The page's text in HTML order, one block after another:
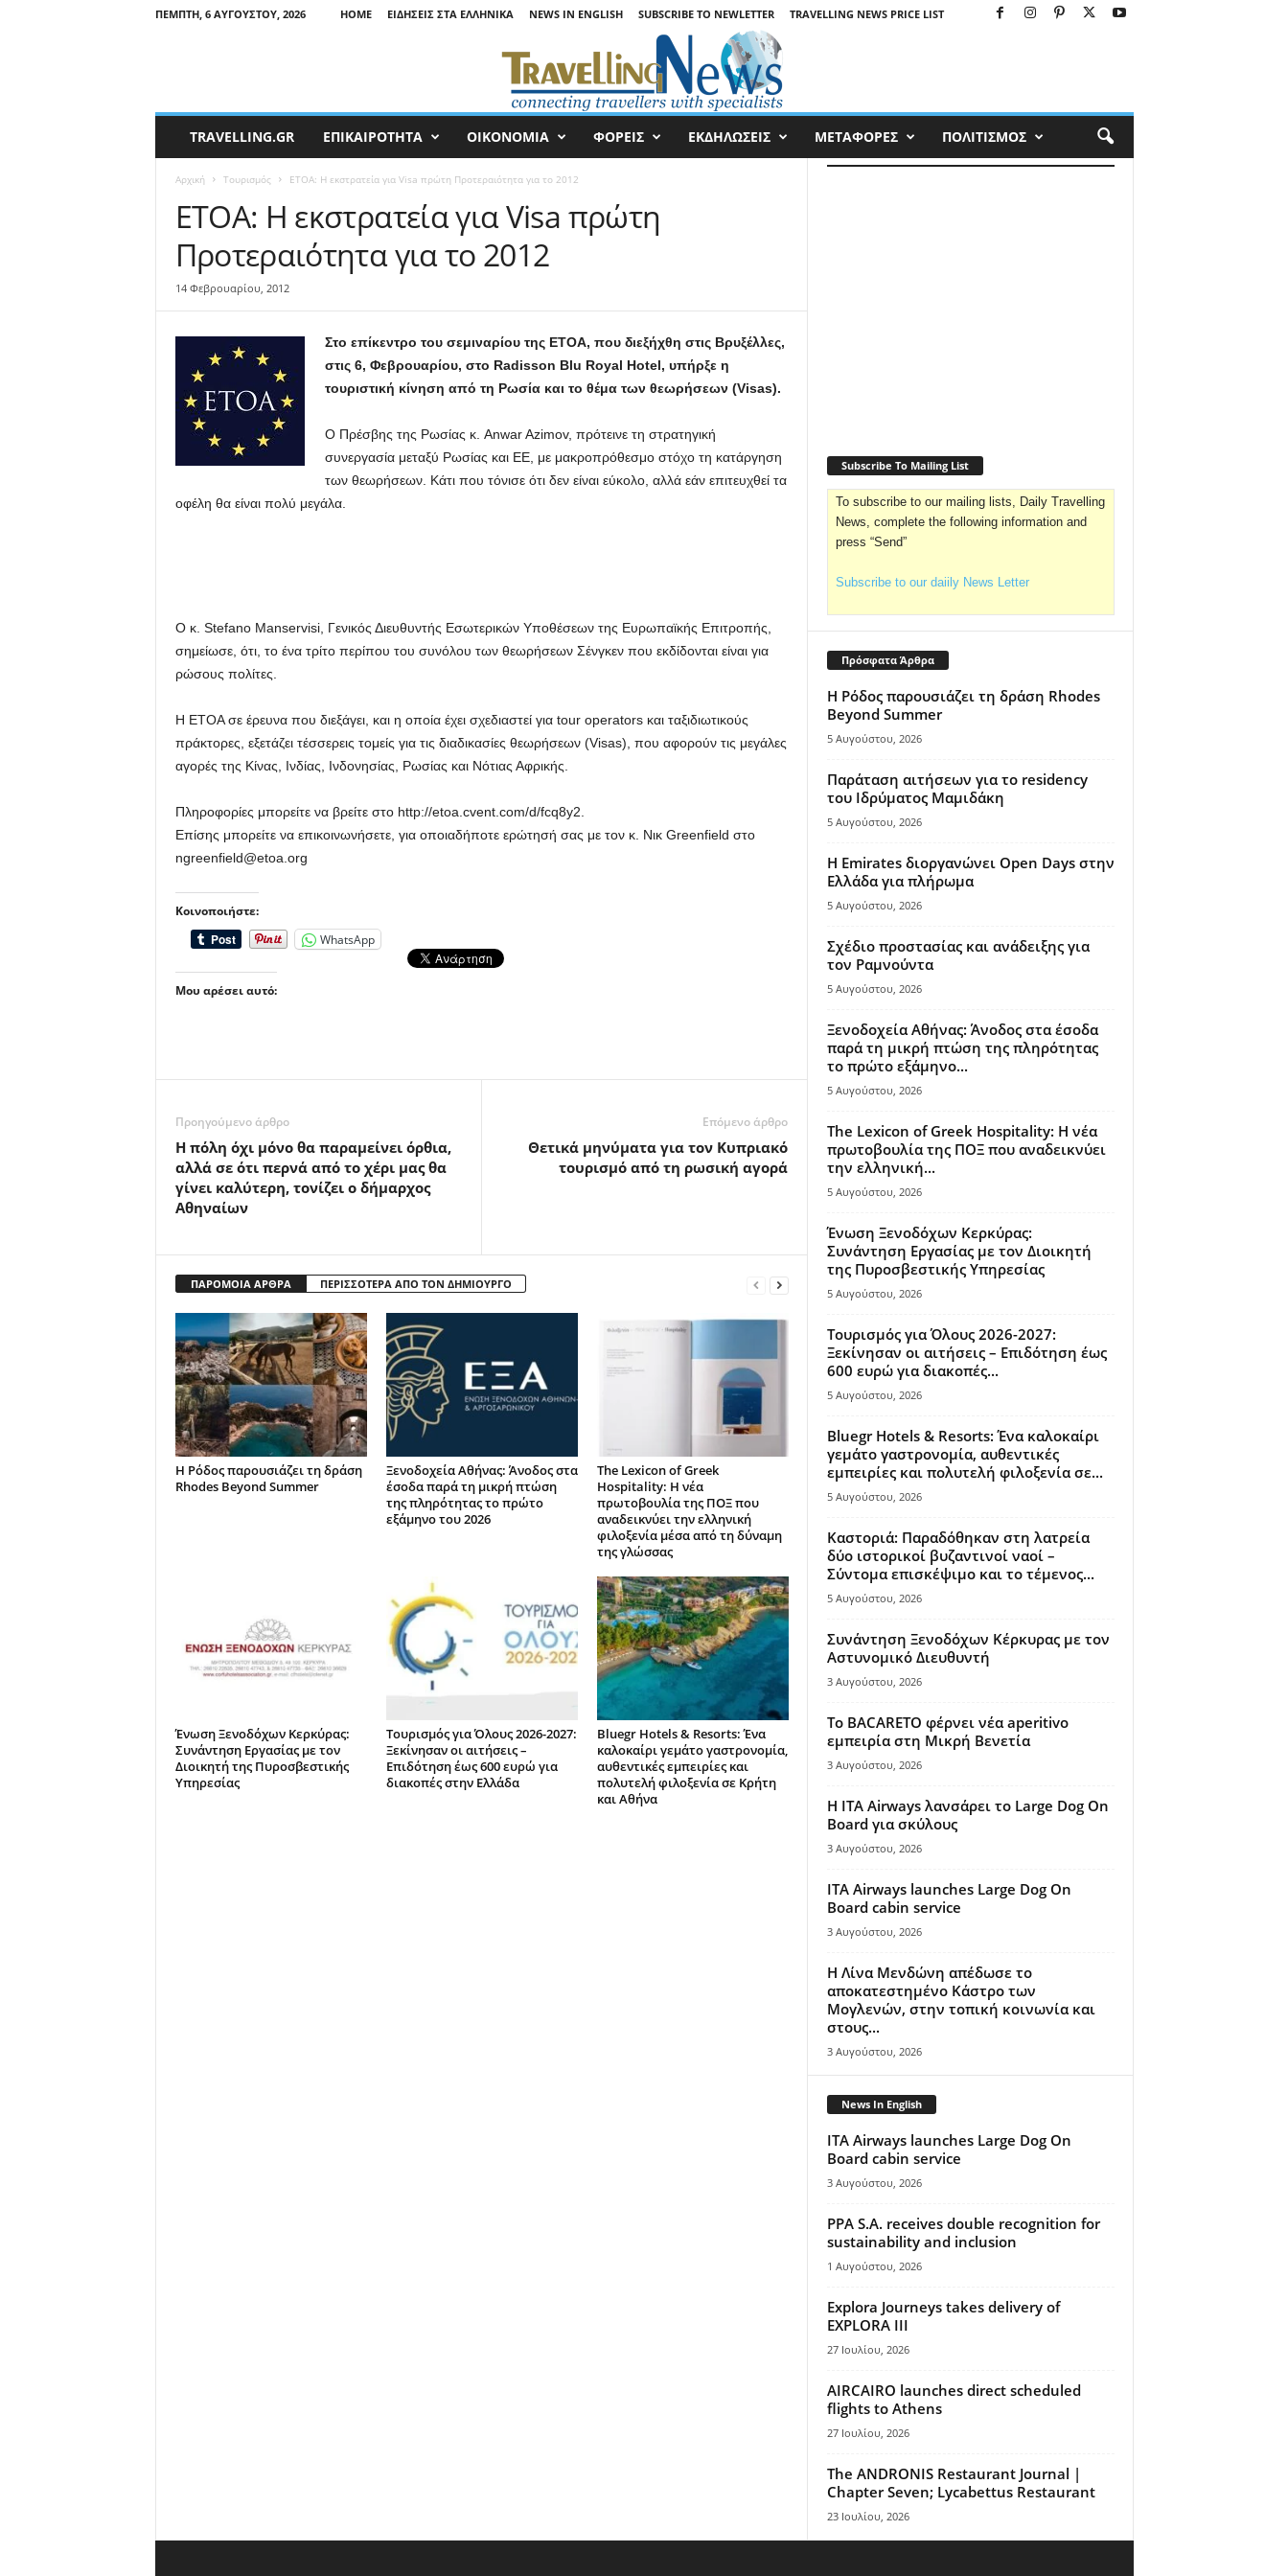
ΠΈΜΠΤΗ, 6 ΑΥΓΟΎΣΤΟΥ, 2026 HOME ΕΙΔΉΣΕΙΣ ΣΤΑ ΕΛΛΗΝΙΚΆ NEWS IN ENGLISH SUBSCRIBE TO NEWLETTER TRAVELLING NEWS PRICE LIST
a
TRAVELLING.GR ΕΠΙΚΑΙΡΟΤΗΤΑ ΟΙΚΟΝΟΜΙΑ ΦΟΡΕΙΣ ΕΚΔΗΛΩΣΕΙΣ ΜΕΤΑΦΟΡΕΣ ΠΟΛΙΤΙΣΜΟΣ
Αρχική Τουρισμός ΕΤΟΑ: Η εκστρατεία για Visa πρώτη Προτεραιότητα για το 2012
ΕΤΟΑ: Η εκστρατεία για Visa πρώτη
Προτεραιότητα για το 2012
14 Φεβρουαρίου, 2012
Στο επίκεντρο του σεμιναρίου της ΕΤΟΑ, που διεξήχθη στις Βρυξέλλες,
στις 6, Φεβρουαρίου, στο Radisson Blu Royal Hotel, υπήρξε η
τουριστική κίνηση από τη Ρωσία και το θέμα των θεωρήσεων (Visas).
Ο Πρέσβης της Ρωσίας κ. Anwar Azimov, πρότεινε τη στρατηγική
συνεργασία μεταξύ Ρωσίας και ΕΕ, με μακροπρόθεσμο στόχο τη κατάργηση
των θεωρήσεων. Κάτι που τόνισε ότι δεν είναι εύκολο, αλλά εάν επιτευχθεί τα
οφέλη θα είναι πολύ μεγάλα.
Ο κ. Stefano Manservisi, Γενικός Διευθυντής Εσωτερικών Υποθέσεων της Ευρωπαϊκής Επιτροπής,
σημείωσε, ότι, το ένα τρίτο περίπου του συνόλου των θεωρήσεων Σένγκεν που εκδίδονται είναι για
ρώσους πολίτες.
Η ETOA σε έρευνα που διεξάγει, και η οποία έχει σχεδιαστεί για tour operators και ταξιδιωτικούς
πράκτορες, εξετάζει τέσσερεις τομείς για τις διαδικασίες θεωρήσεων (Visas), που αφορούν τις μεγάλες
αγορές της Κίνας, Ινδίας, Ινδονησίας, Ρωσίας και Νότιας Αφρικής.
Πληροφορίες μπορείτε να βρείτε στο http://etoa.cvent.com/d/fcq8y2.
Επίσης μπορείτε να επικοινωνήσετε, για οποιαδήποτε ερώτησή σας με τον κ. Νικ Greenfield στο
ngreenfield@etoa.org
Κοινοποιήστε:
WhatsApp
Μου αρέσει αυτό:
Προηγούμενο άρθρο
Η πόλη όχι μόνο θα παραμείνει όρθια,
αλλά σε ότι περνά από το χέρι μας θα
γίνει καλύτερη, τονίζει ο δήμαρχος
Αθηναίων
Επόμενο άρθρο
Θετικά μηνύματα για τον Κυπριακό
τουρισμό από τη ρωσική αγορά
ΠΑΡΟΜΟΙΑ ΑΡΘΡΑ ΠΕΡΙΣΣΟΤΕΡΑ ΑΠΟ ΤΟΝ ΔΗΜΙΟΥΡΓΟ
Η Ρόδος παρουσιάζει τη δράση
Rhodes Beyond Summer
Ξενοδοχεία Αθήνας: Άνοδος στα
έσοδα παρά τη μικρή πτώση
της πληρότητας το πρώτο
εξάμηνο του 2026
The Lexicon of Greek
Hospitality: Η νέα
πρωτοβουλία της ΠΟΞ που
αναδεικνύει την ελληνική
φιλοξενία μέσα από τη δύναμη
της γλώσσας
Ένωση Ξενοδόχων Κερκύρας:
Συνάντηση Εργασίας με τον
Διοικητή της Πυροσβεστικής
Υπηρεσίας
Τουρισμός για Όλους 2026-2027:
Ξεκίνησαν οι αιτήσεις –
Επιδότηση έως 600 ευρώ για
διακοπές στην Ελλάδα
Bluegr Hotels & Resorts: Ένα
καλοκαίρι γεμάτο γαστρονομία,
αυθεντικές εμπειρίες και
πολυτελή φιλοξενία σε Κρήτη
και Αθήνα
Subscribe To Mailing List
To subscribe to our mailing lists, Daily Travelling
News, complete the following information and
press “Send”
Subscribe to our daiily News Letter
Πρόσφατα Άρθρα
Η Ρόδος παρουσιάζει τη δράση Rhodes
Beyond Summer
5 Αυγούστου, 2026
Παράταση αιτήσεων για το residency
του Ιδρύματος Μαμιδάκη
5 Αυγούστου, 2026
Η Emirates διοργανώνει Open Days στην
Ελλάδα για πλήρωμα
5 Αυγούστου, 2026
Σχέδιο προστασίας και ανάδειξης για
τον Ραμνούντα
5 Αυγούστου, 2026
Ξενοδοχεία Αθήνας: Άνοδος στα έσοδα
παρά τη μικρή πτώση της πληρότητας
το πρώτο εξάμηνο...
5 Αυγούστου, 2026
The Lexicon of Greek Hospitality: Η νέα
πρωτοβουλία της ΠΟΞ που αναδεικνύει
την ελληνική...
5 Αυγούστου, 2026
Ένωση Ξενοδόχων Κερκύρας:
Συνάντηση Εργασίας με τον Διοικητή
της Πυροσβεστικής Υπηρεσίας
5 Αυγούστου, 2026
Τουρισμός για Όλους 2026-2027:
Ξεκίνησαν οι αιτήσεις – Επιδότηση έως
600 ευρώ για διακοπές...
5 Αυγούστου, 2026
Bluegr Hotels & Resorts: Ένα καλοκαίρι
γεμάτο γαστρονομία, αυθεντικές
εμπειρίες και πολυτελή φιλοξενία σε...
5 Αυγούστου, 2026
Καστοριά: Παραδόθηκαν στη λατρεία
δύο ιστορικοί βυζαντινοί ναοί –
Σύντομα επισκέψιμο και το τέμενος...
5 Αυγούστου, 2026
Συνάντηση Ξενοδόχων Κέρκυρας με τον
Αστυνομικό Διευθυντή
3 Αυγούστου, 2026
Το BACARETO φέρνει νέα aperitivo
εμπειρία στη Μικρή Βενετία
3 Αυγούστου, 2026
Η ITA Airways λανσάρει το Large Dog On
Board για σκύλους
3 Αυγούστου, 2026
ITA Airways launches Large Dog On
Board cabin service
3 Αυγούστου, 2026
Η Λίνα Μενδώνη απέδωσε το
αποκατεστημένο Κάστρο των
Μογλενών, στην τοπική κοινωνία και
στους...
3 Αυγούστου, 2026
News In English
ITA Airways launches Large Dog On
Board cabin service
3 Αυγούστου, 2026
PPA S.A. receives double recognition for
sustainability and inclusion
1 Αυγούστου, 2026
Explora Journeys takes delivery of
EXPLORA III
27 Ιουλίου, 2026
AIRCAIRO launches direct scheduled
flights to Athens
27 Ιουλίου, 2026
The ANDRONIS Restaurant Journal |
Chapter Seven; Lycabettus Restaurant
23 Ιουλίου, 2026